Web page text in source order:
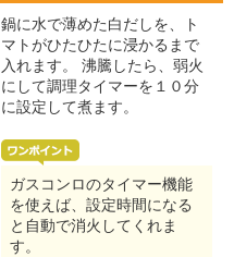
鍋に水で薄めた白だしを、ト
マトがひたひたに浸かるまで
入れます。 沸騰したら、弱火
にして調理タイマーを１０分
に設定して煮ます。
ガスコンロのタイマー機能
を使えば、設定時間になる
と自動で消火してくれま
す。